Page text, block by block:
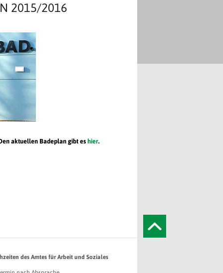
2015/2016
aktuellen Badeplan gibt es hier.
des Amtes für Arbeit und Soziales